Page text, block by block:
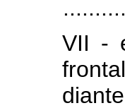
VII -